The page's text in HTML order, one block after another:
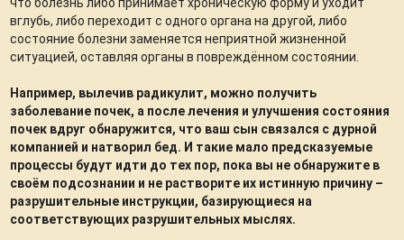
вглубь, либо переходит с одного органа на другой, либо
состояние болезни заменяется неприятной жизненной
ситуацией, оставляя органы в повреждённом состоянии.
Например, вылечив радикулит, можно получить
заболевание почек, а после лечения и улучшения состояния
почек вдруг обнаружится, что ваш сын связался с дурной
компанией и натворил бед. И такие мало предсказуемые
процессы будут идти до тех пор, пока вы не обнаружите в
своём подсознании и не растворите их истинную причину –
разрушительные инструкции, базирующиеся на
соответствующих разрушительных мыслях.